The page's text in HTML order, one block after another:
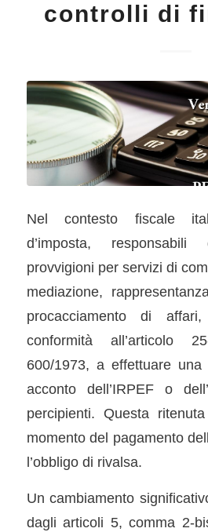
controlli di
Nel contesto fiscale
d’imposta, responsabili
provvigioni per servizi di
mediazione,
procacciamento di
conformità all’articolo
600/1973, a effettuare
acconto dell’IRPEF o
percipienti. Questa
momento del pagamento
l’obbligo di rivalsa.
Un cambiamento
dagli articoli 5, comma 2-